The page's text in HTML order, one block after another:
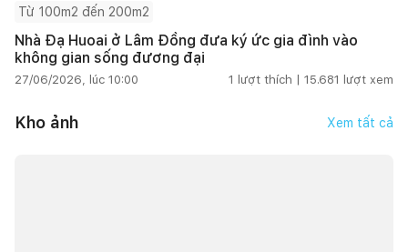
Từ 100m2 đến 200m2
Nhà Đạ Huoai ở Lâm Đồng đưa ký ức gia đình vào
không gian sống đương đại
27/06/2026, lúc 10:00 1 lượt thích | 15.681 lượt xem
Kho ảnh Xem tất cả